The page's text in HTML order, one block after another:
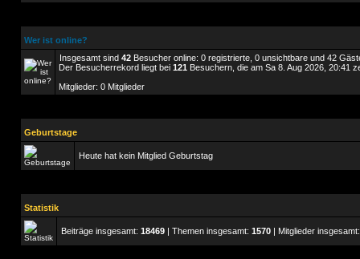
Wer ist online?
Insgesamt sind 42 Besucher online: 0 registrierte, 0 unsichtbare und 42
Der Besucherrekord liegt bei 121 Besuchern, die am Sa 8. Aug 2026, 20:41
Mitglieder: 0 Mitglieder
Geburtstage
Heute hat kein Mitglied Geburtstag
Statistik
Beiträge insgesamt: 18469 | Themen insgesamt: 1570 | Mitglieder